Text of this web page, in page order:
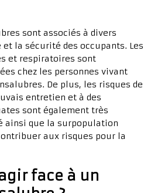
sont associés à divers
la sécurité des occupants. Les
et respiratoires sont
chez les personnes vivant
De plus, les risques de
entretien et à des
sont également très
ainsi que la surpopulation
aux risques pour la
face à un